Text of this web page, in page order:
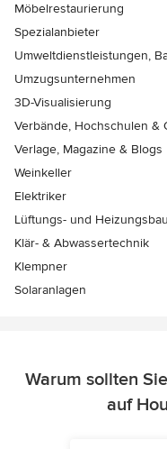
Möbelrestaurierung
Spezialanbieter
Umweltdienstleistungen,
Umzugsunternehmen
3D-Visualisierung
Verbände, Hochschulen &
Verlage, Magazine & Blogs
Weinkeller
Elektriker
Lüftungs- und
Klär- & Abwassertechnik
Klempner
Solaranlagen
Warum sollten
auf